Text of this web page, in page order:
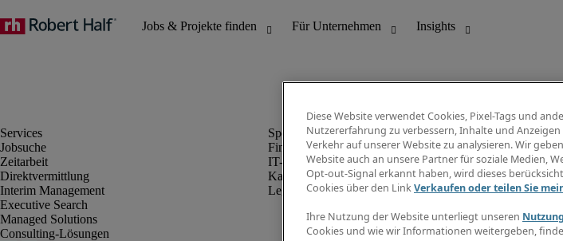
Jobsuche
Zeitarbeit
Direktvermittlung
Interim Management
Executive Search
Managed Solutions
Consulting-Lösungen
Finanz- & Rechnungswesen
IT-Bereich
Kaufmännischer Bereich
Legal
Info
E-
Diese Website verwendet Cookies, Pixel-Tags und
Nutzererfahrung zu verbessern, Inhalte und
Verkehr auf unserer Website zu analysieren. Wir
Website auch an unsere Partner für soziale Medien,
Opt-out-Signal erkannt haben, wird dieses
Cookies über den LinkVerkaufen oder teilen Sie
Ihre Nutzung der Website unterliegt unseren
Cookies und wie wir Informationen weitergeben,